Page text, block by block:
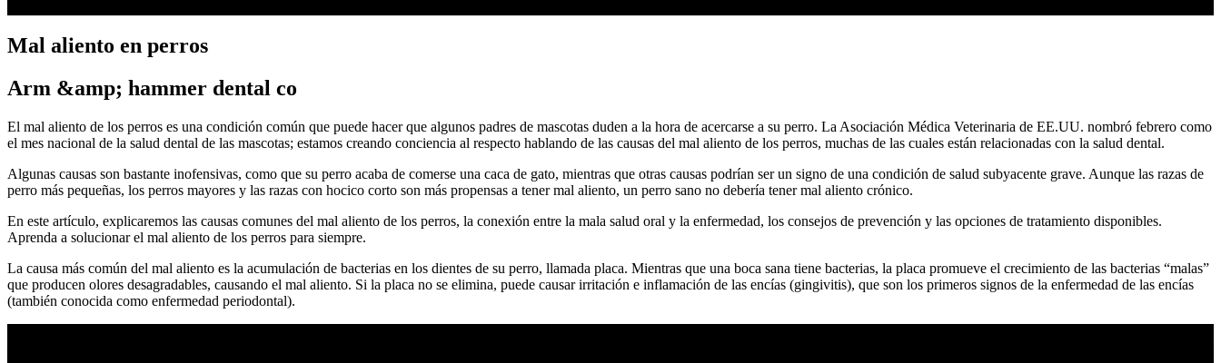
Mal aliento en perros
Arm &amp; hammer dental co
El mal aliento de los perros es una condición común que puede hacer que algunos padres de mascotas duden a la hora de acercarse a su perro. La Asociación Médica Veterinaria de EE.UU. nombró febrero como
el mes nacional de la salud dental de las mascotas; estamos creando conciencia al respecto hablando de las causas del mal aliento de los perros, muchas de las cuales están relacionadas con la salud dental.
Algunas causas son bastante inofensivas, como que su perro acaba de comerse una caca de gato, mientras que otras causas podrían ser un signo de una condición de salud subyacente grave. Aunque las razas de
perro más pequeñas, los perros mayores y las razas con hocico corto son más propensas a tener mal aliento, un perro sano no debería tener mal aliento crónico.
En este artículo, explicaremos las causas comunes del mal aliento de los perros, la conexión entre la mala salud oral y la enfermedad, los consejos de prevención y las opciones de tratamiento disponibles.
Aprenda a solucionar el mal aliento de los perros para siempre.
La causa más común del mal aliento es la acumulación de bacterias en los dientes de su perro, llamada placa. Mientras que una boca sana tiene bacterias, la placa promueve el crecimiento de las bacterias “malas”
que producen olores desagradables, causando el mal aliento. Si la placa no se elimina, puede causar irritación e inflamación de las encías (gingivitis), que son los primeros signos de la enfermedad de las encías
(también conocida como enfermedad periodontal).